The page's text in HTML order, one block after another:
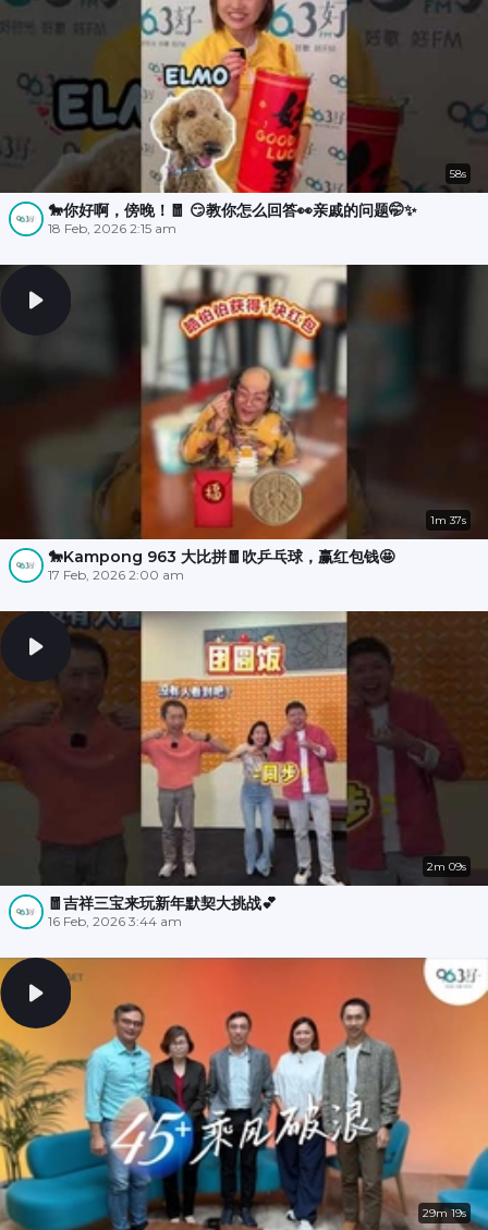
58s
🐎你好啊，傍晚！🧧 😏教你怎么回答👀亲戚的问题🤭✨
18 Feb, 2026 2:15 am
1m 37s
🐎Kampong 963 大比拼🧧吹乒乓球，赢红包钱🤩
17 Feb, 2026 2:00 am
2m 09s
🧧吉祥三宝来玩新年默契大挑战💕
16 Feb, 2026 3:44 am
29m 19s